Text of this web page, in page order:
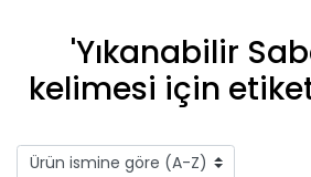
'Yıkanabilir
kelimesi için